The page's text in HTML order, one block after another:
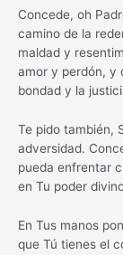
Concede, oh
camino de la
maldad y
amor y perdón, y
bondad y la
Te pido también,
adversidad.
pueda enfrentar
en Tu poder
En Tus manos
que Tú tienes el